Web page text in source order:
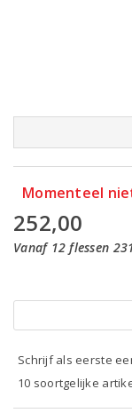
Momenteel
252,00
Vanaf 12 flessen
Schrijf als eerste
10 soortgelijke